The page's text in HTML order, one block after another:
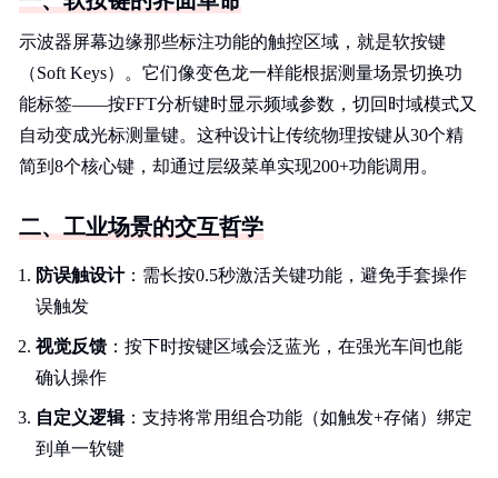
示波器屏幕边缘那些标注功能的触控区域，就是软按键
（Soft Keys）。它们像变色龙一样能根据测量场景切换功
能标签——按FFT分析键时显示频域参数，切回时域模式又
自动变成光标测量键。这种设计让传统物理按键从30个精
简到8个核心键，却通过层级菜单实现200+功能调用。
二、工业场景的交互哲学
防误触设计：需长按0.5秒激活关键功能，避免手套操作
误触发
视觉反馈 ：按下时按键区域会泛蓝光，在强光车间也能
确认操作
自定义逻辑：支持将常用组合功能（如触发+存储）绑定
到单一软键